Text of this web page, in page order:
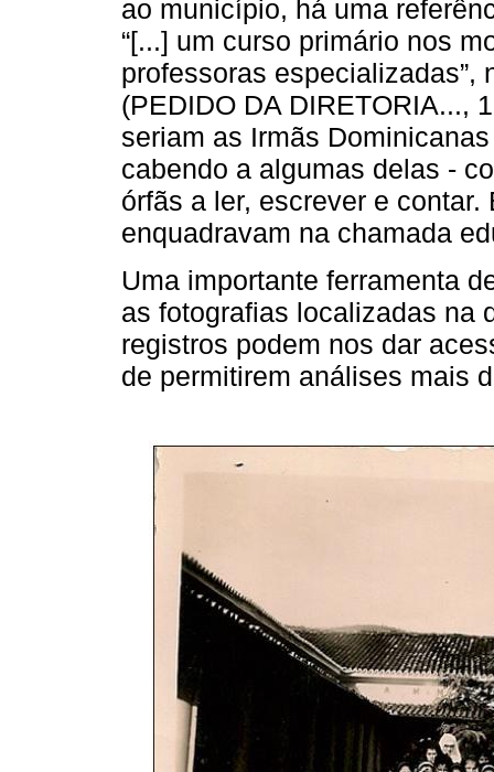
ao município, há uma
“[...] um curso primário nos
professoras especializadas”,
(PEDIDO DA DIRETORIA...,
seriam as Irmãs
cabendo a algumas delas -
órfãs a ler, escrever e
enquadravam na chamada
Uma importante ferramenta
as fotografias localizadas na
registros podem nos dar
de permitirem análises mais